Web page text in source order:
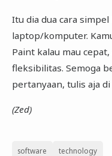
Itu dia dua cara
laptop/komputer.
Paint kalau mau
fleksibilitas. Semoga
pertanyaan, tulis aja
(Zed)
software technology